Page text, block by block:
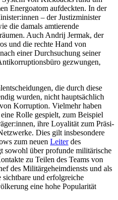
Energoatom auf­deckten. In der
– der Justizminister
die damals amtierende
Auch Andrij Jermak, der
und die rechte Hand von
einer Durchsuchung seiner
gezwungen,
die durch diese
wurden, nicht hauptsäch­lich
Korruption. Vielmehr haben
Rolle gespielt, zum Beispiel
ihre Loyalität zum Präsi­
Dies gilt insbesondere
zum neuen Leiterdes
sowohl über profunde militärische
zu Teilen des Teams von
des Militärgeheimdiensts und als
und erfolgreiche
eine hohe Popularität